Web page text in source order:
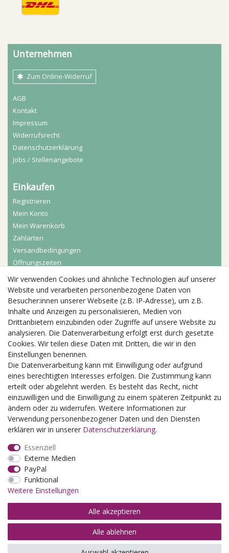
Unternehmen
Zum Online-Widerruf
AGB
Kontakt
Impressum
Widerrufs­recht
Daten­schutz­erklärung
Jobs / Stellenangebote
Einkaufen
Registrieren
Mein Konto
Mein Warenkorb
Zahlarten
Versandbedingungen
Öffnungszeiten
Aktuelles
Busgruppen
Kindergeburtstage
Kindergartenausflug
Schulklassenausflug
Zwillingsrabatt
© Copyright 2026 | Alle Rechte vorbehalten.
Wir verwenden Cookies und ähnliche Technologien auf unserer
Website und verarbeiten personenbezogene Daten von
Besucher:innen unserer Webseite (z.B. IP-Adresse), um z.B.
Inhalte und Anzeigen zu personalisieren, Medien von
Drittanbietern einzubinden oder Zugriffe auf unsere Website zu
analysieren. Die Datenverarbeitung erfolgt erst durch gesetzte
Cookies. Wir teilen diese Daten mit Dritten, die wir in den
Einstellungen benennen.
Die Datenverarbeitung kann mit Einwilligung oder aufgrund
eines berechtigten Interesses erfolgen. Die Zustimmung kann
erteilt oder abgelehnt werden. Es besteht das Recht, nicht
einzuwilligen und die Einwilligung zu einem späteren Zeitpunkt zu
ändern oder zu widerrufen. Weitere Informationen zur
Verwendung personenbezogener Daten und den Diensten
erklären wir in unserer Daten­schutz­erklärung.
Essenziell
Externe Medien
PayPal
Funktional
Weitere Einstellungen
Alle akzeptieren
Alle ablehnen